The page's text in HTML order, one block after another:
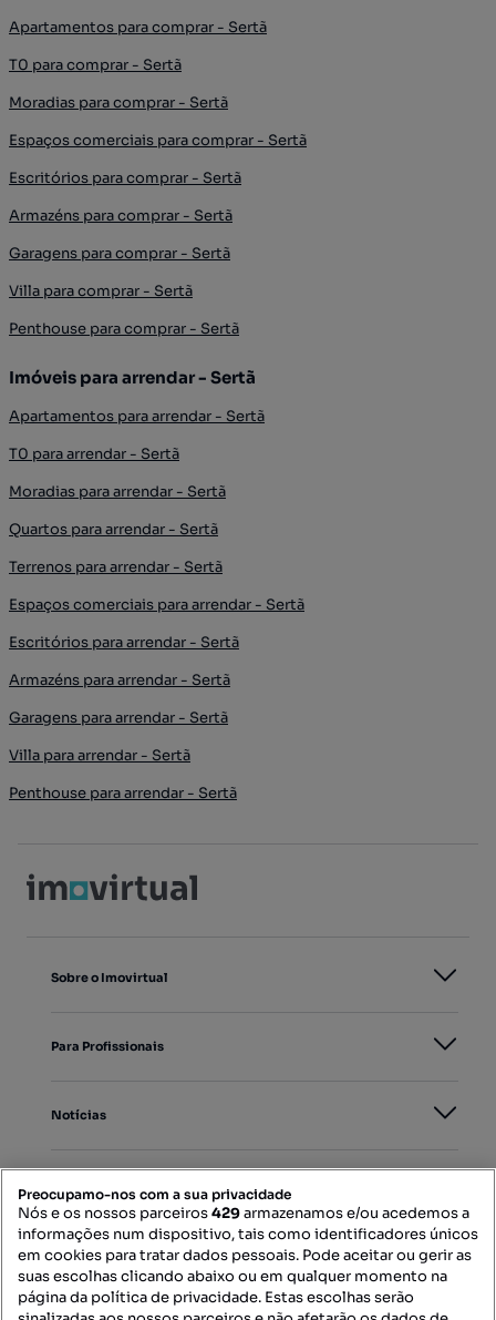
Apartamentos para comprar - Sertã
T0 para comprar - Sertã
Moradias para comprar - Sertã
Espaços comerciais para comprar - Sertã
Escritórios para comprar - Sertã
Armazéns para comprar - Sertã
Garagens para comprar - Sertã
Villa para comprar - Sertã
Penthouse para comprar - Sertã
Imóveis para arrendar - Sertã
Apartamentos para arrendar - Sertã
T0 para arrendar - Sertã
Moradias para arrendar - Sertã
Quartos para arrendar - Sertã
Terrenos para arrendar - Sertã
Espaços comerciais para arrendar - Sertã
Escritórios para arrendar - Sertã
Armazéns para arrendar - Sertã
Garagens para arrendar - Sertã
Villa para arrendar - Sertã
Penthouse para arrendar - Sertã
Sobre o Imovirtual
Para Profissionais
Notícias
Mapa do Site
Preocupamo-nos com a sua privacidade
Nós e os nossos parceiros429armazenamos e/ou acedemos a
informações num dispositivo, tais como identificadores únicos
em cookies para tratar dados pessoais. Pode aceitar ou gerir as
suas escolhas clicando abaixo ou em qualquer momento na
página da política de privacidade. Estas escolhas serão